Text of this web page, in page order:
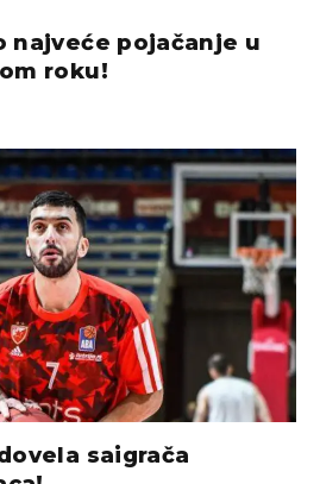
najveće pojačanje u
roku!
saigrača